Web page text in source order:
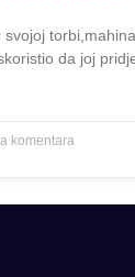
da joj
komentara